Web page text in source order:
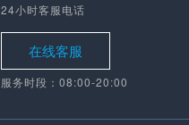
24小时客服电话
在线客服
服务时段：08:00-20:00